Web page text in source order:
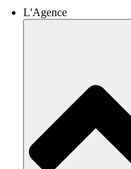
L'Agence